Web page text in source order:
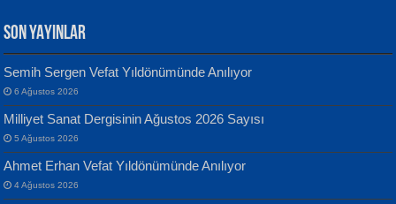
MUSTAFA KELOĞLU
Yarına İz Bırakmak...
Yılmaz Ekinci
Geceye Söylenen...
SON YAYINLAR
Semih Sergen Vefat Yıldönümünde Anılıyor
6 Ağustos 2026
Milliyet Sanat Dergisinin Ağustos 2026 Sayısı
5 Ağustos 2026
Ahmet Erhan Vefat Yıldönümünde Anılıyor
4 Ağustos 2026